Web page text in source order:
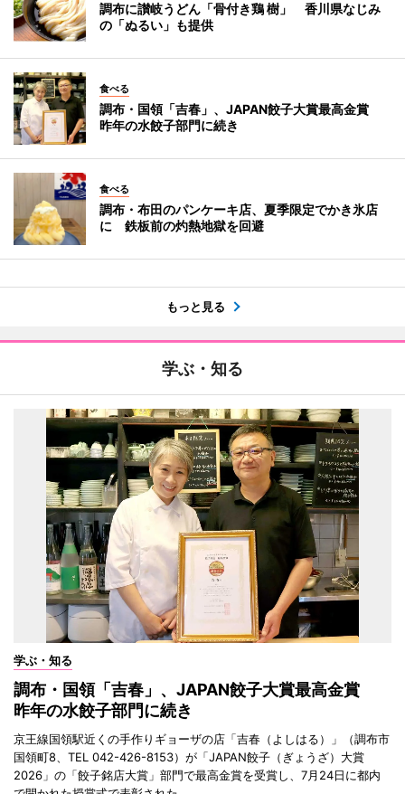
調布に讃岐うどん「骨付き鶏 樹」 香川県なじみ
の「ぬるい」も提供
食べる
調布・国領「吉春」、JAPAN餃子大賞最高金賞
昨年の水餃子部門に続き
食べる
調布・布田のパンケーキ店、夏季限定でかき氷店
に 鉄板前の灼熱地獄を回避
もっと見る
学ぶ・知る
学ぶ・知る
調布・国領「吉春」、JAPAN餃子大賞最高金賞
昨年の水餃子部門に続き
京王線国領駅近くの手作りギョーザの店「吉春（よしはる）」（調布市
国領町8、TEL 042-426-8153）が「JAPAN餃子（ぎょうざ）大賞
2026」の「餃子銘店大賞」部門で最高金賞を受賞し、7月24日に都内